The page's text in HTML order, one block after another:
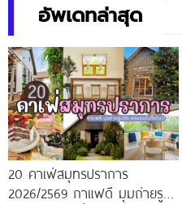
อัพเดทล่าสุด
20 คาเฟ่สมุทรปราการ
2026/2569 กาแฟดี มุมถ่ายรูป